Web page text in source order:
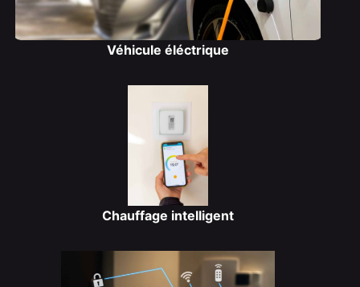
Véhicule éléctrique
Chauffage intelligent